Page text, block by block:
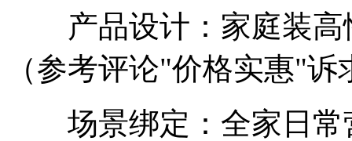
产品设计：家庭装高
（参考评论"价格实惠"诉
场景绑定：全家日常